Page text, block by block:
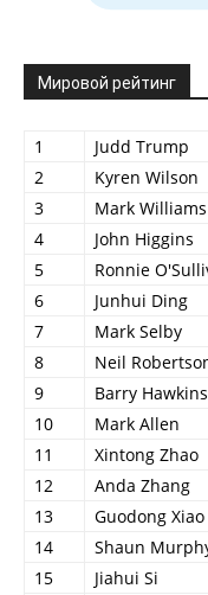
Мировой рейтинг
1 Judd Trump
2
Kyren Wilson
3
Mark Williams
4
John Higgins
5
Ronnie
6
Junhui Ding
7
Mark Selby
8
Neil
9
Barry Hawkins
10
Mark Allen
11
Xintong Zhao
12
Anda Zhang
13
Guodong Xiao
14
Shaun
15
Jiahui Si